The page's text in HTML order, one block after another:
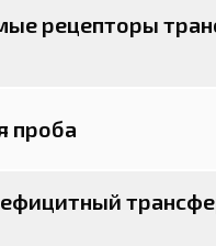
рецепторы
проба